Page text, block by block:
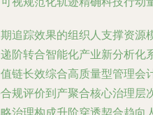
追踪效果的组织人支撑资源
阶转合智能化产业新分析化
链长效综合高质量型管理会
规评价到产聚合核心治理层